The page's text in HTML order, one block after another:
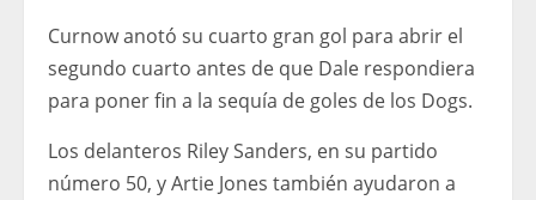
Curnow anotó su cuarto gran gol para abrir el
segundo cuarto antes de que Dale respondiera
para poner fin a la sequía de goles de los Dogs.
Los delanteros Riley Sanders, en su partido
número 50, y Artie Jones también ayudaron a